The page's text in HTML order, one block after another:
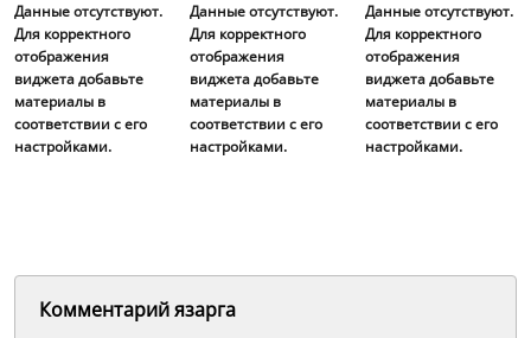
Данные отсутствуют.
Для корректного
отображения
виджета добавьте
материалы в
соответствии с его
настройками.
Данные отсутствуют.
Для корректного
отображения
виджета добавьте
материалы в
соответствии с его
настройками.
Данные отсутствуют.
Для корректного
отображения
виджета добавьте
материалы в
соответствии с его
настройками.
Комментарий язарга